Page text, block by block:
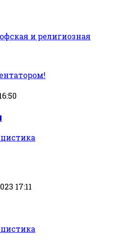
и религиозная
17:11